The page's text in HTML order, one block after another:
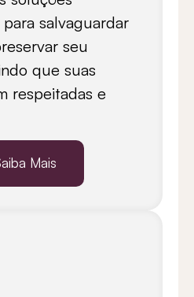
salvaguardar
seu
que suas
respeitadas e
Mais